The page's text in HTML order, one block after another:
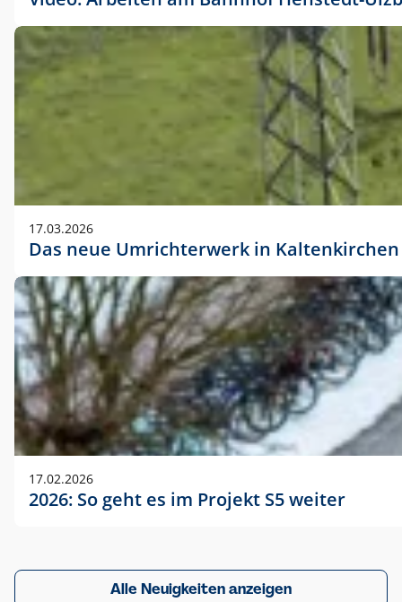
17.03.2026
Das neue Umrichterwerk in Kaltenkirchen
17.02.2026
2026: So geht es im Projekt S5 weiter
Alle Neuigkeiten anzeigen